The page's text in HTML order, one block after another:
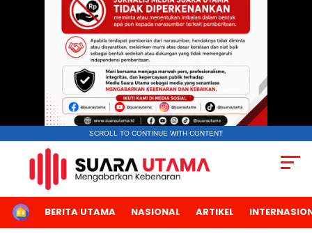
SCROLL TO CONTINUE WITH CONTENT
HOMEBERITA UTAMA NASIONAL ARTIKEL